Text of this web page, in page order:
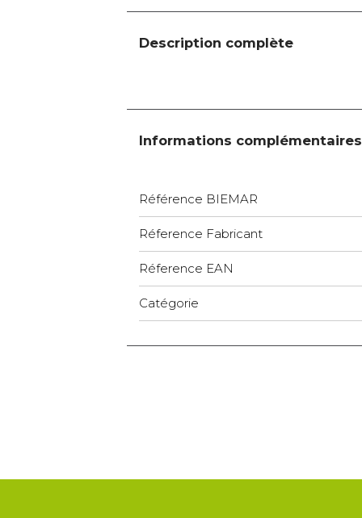
Description complète
Informations complémentaires
Référence BIEMAR
Réference Fabricant
Réference EAN
Catégorie